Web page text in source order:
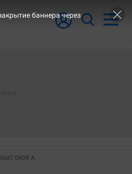
ОҚИҒА
баннера через